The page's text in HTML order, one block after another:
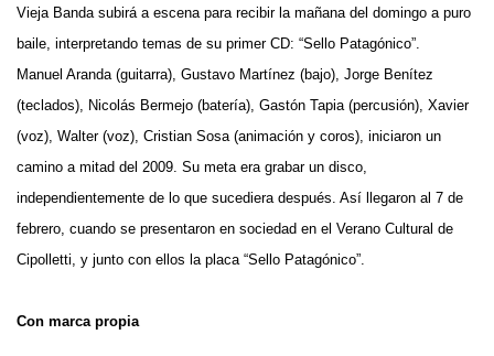
Vieja Banda subirá a escena para recibir la mañana del domingo a puro
baile, interpretando temas de su primer CD: “Sello Patagónico”.
Manuel Aranda (guitarra), Gustavo Martínez (bajo), Jorge Benítez
(teclados), Nicolás Bermejo (batería), Gastón Tapia (percusión), Xavier
(voz), Walter (voz), Cristian Sosa (animación y coros), iniciaron un
camino a mitad del 2009. Su meta era grabar un disco,
independientemente de lo que sucediera después. Así llegaron al 7 de
febrero, cuando se presentaron en sociedad en el Verano Cultural de
Cipolletti, y junto con ellos la placa “Sello Patagónico”.
Con marca propia